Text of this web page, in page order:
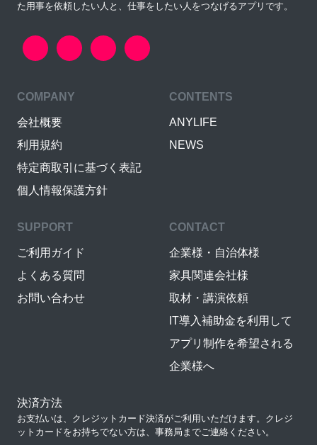
た用事を依頼したい人と、仕事をしたい人をつなげるアプリです。
COMPANY
会社概要
利用規約
特定商取引に基づく表記
個人情報保護方針
CONTENTS
ANYLIFE
NEWS
SUPPORT
ご利用ガイド
よくある質問
お問い合わせ
CONTACT
企業様・自治体様
家具関連会社様
取材・講演依頼
IT導入補助金を利用して
アプリ制作を希望される
企業様へ
決済方法
お支払いは、クレジットカード決済がご利用いただけます。クレジ
ットカードをお持ちでない方は、事務局までご連絡ください。